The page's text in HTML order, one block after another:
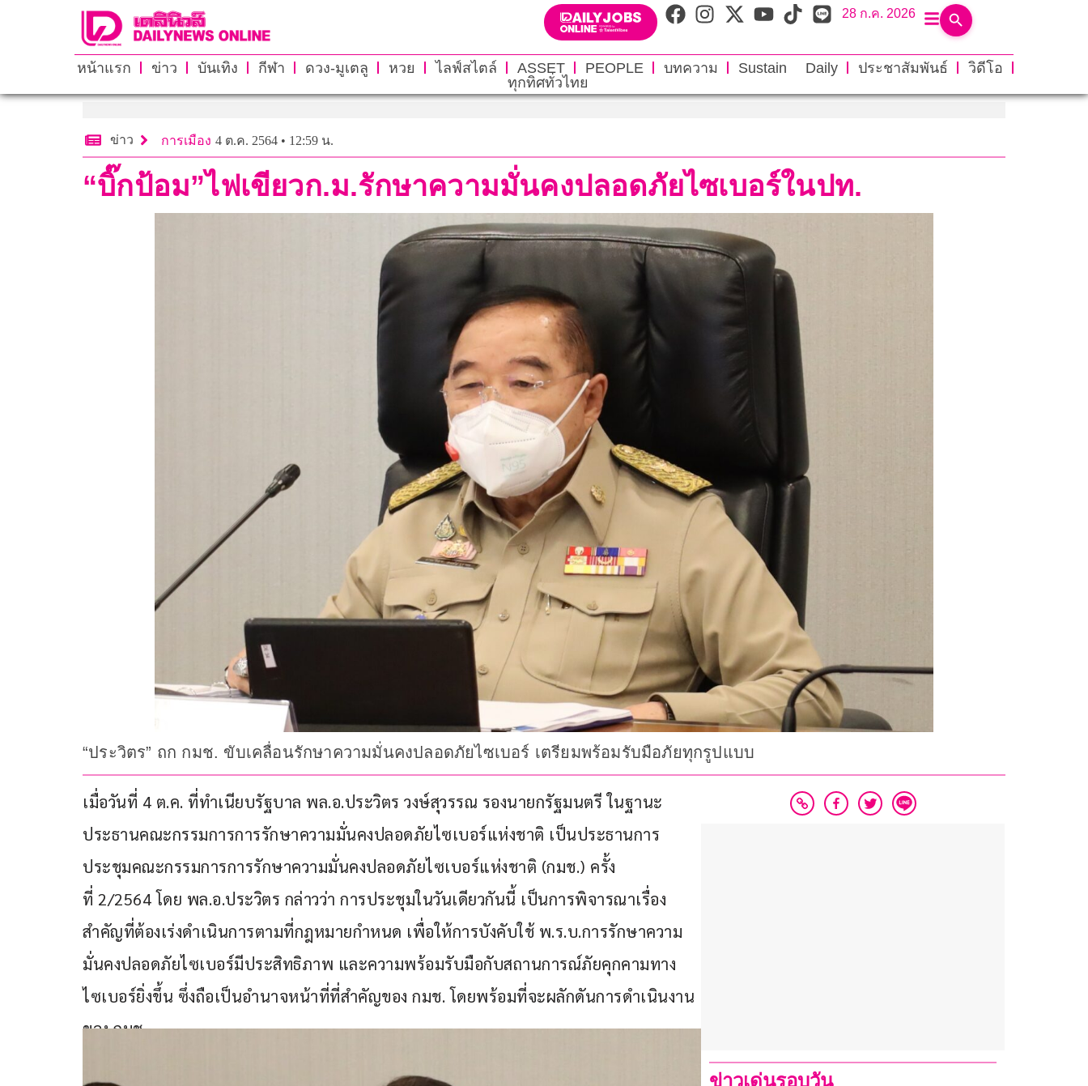
28 ก.ค. 2026
หน้าแรก ข่าว บันเทิง กีฬา ดวง-มูเตลู หวย ไลฟ์สไตล์ ASSET PEOPLE บทความ Sustain Daily ประชาสัมพันธ์
วิดีโอ
ทุกทิศทั่วไทย
ข่าว การเมือง 4 ต.ค. 2564 • 12:59 น.
“บิ๊กป้อม”ไฟเขียวก.ม.รักษาความมั่นคงปลอดภัยไซเบอร์ในปท.
“ประวิตร” ถก กมช. ขับเคลื่อนรักษาความมั่นคงปลอดภัยไซเบอร์ เตรียมพร้อมรับมือภัยทุกรูปแบบ
เมื่อวันที่ 4 ต.ค. ที่ทำเนียบรัฐบาล พล.อ.ประวิตร วงษ์สุวรรณ รองนายกรัฐมนตรี ในฐานะ
ประธานคณะกรรมการการรักษาความมั่นคงปลอดภัยไซเบอร์แห่งชาติ เป็นประธานการ
ประชุมคณะกรรมการการรักษาความมั่นคงปลอดภัยไซเบอร์แห่งชาติ (กมช.) ครั้ง
ที่ 2/2564 โดย พล.อ.ประวิตร กล่าวว่า การประชุมในวันเดียวกันนี้ เป็นการพิจารณาเรื่อง
สำคัญที่ต้องเร่งดำเนินการตามที่กฎหมายกำหนด เพื่อให้การบังคับใช้ พ.ร.บ.การรักษาความ
มั่นคงปลอดภัยไซเบอร์มีประสิทธิภาพ และความพร้อมรับมือกับสถานการณ์ภัยคุกคามทาง
ไซเบอร์ยิ่งขึ้น ซึ่งถือเป็นอำนาจหน้าที่ที่สำคัญของ กมช. โดยพร้อมที่จะผลักดันการดำเนินงาน
ของ กมช.
ข่าวเด่นรอบวัน